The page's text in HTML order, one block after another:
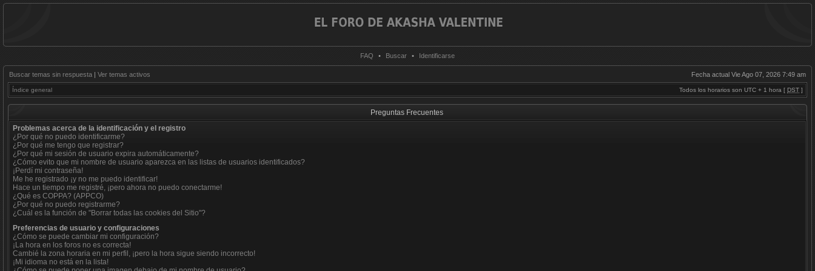
FAQ • Buscar • Identificarse
Buscar temas sin respuesta | Ver temas activos Fecha actual Vie Ago 07, 2026 7:49 am
Índice general Todos los horarios son UTC + 1 hora [ DST ]
Preguntas Frecuentes
Problemas acerca de la identificación y el registro
¿Por qué no puedo identificarme?
¿Por qué me tengo que registrar?
¿Por qué mi sesión de usuario expira automáticamente?
¿Cómo evito que mi nombre de usuario aparezca en las listas de usuarios identificados?
¡Perdí mi contraseña!
Me he registrado ¡y no me puedo identificar!
Hace un tiempo me registré, ¡pero ahora no puedo conectarme!
¿Qué es COPPA? (APPCO)
¿Por qué no puedo registrarme?
¿Cuál es la función de "Borrar todas las cookies del Sitio"?
Preferencias de usuario y configuraciones
¿Cómo se puede cambiar mi configuración?
¡La hora en los foros no es correcta!
Cambié la zona horaria en mi perfil, ¡pero la hora sigue siendo incorrecto!
¡Mi idioma no está en la lista!